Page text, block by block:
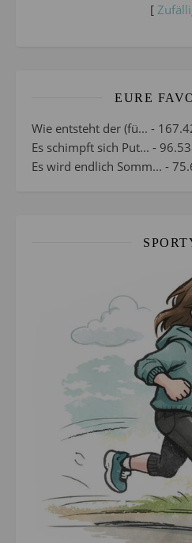
[
EURE
Wie entsteht der (fü... -
Es schimpft sich Put... -
Es wird endlich Somm... -